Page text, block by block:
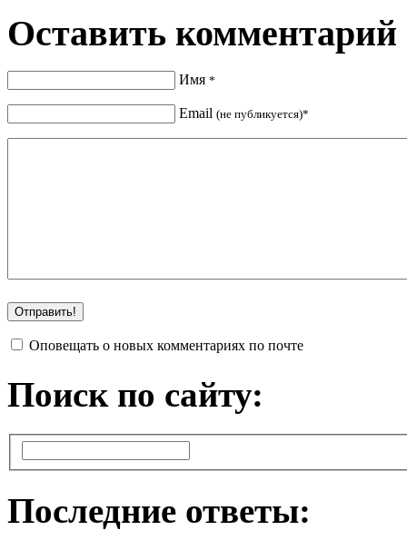
Оставить комментарий
Имя *
Email (не публикуется)*
Оповещать о новых комментариях по почте
Поиск по сайту:
Последние ответы: